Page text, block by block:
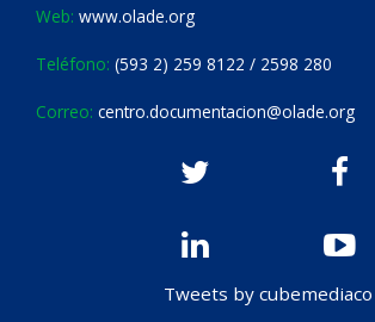
Web: www.olade.org
Teléfono: (593 2) 259 8122 / 2598 280
Correo: centro.documentacion@olade.org
Tweets by cubemediaco